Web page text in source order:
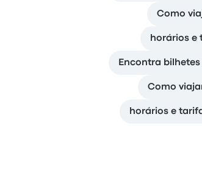
Como
horários e
Encontra
Como
horários e